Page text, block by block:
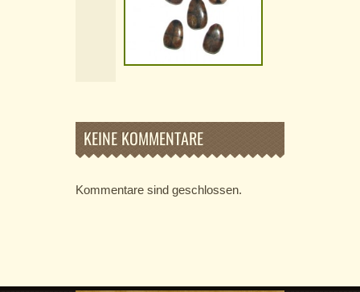
KEINE KOMMENTARE
Kommentare sind geschlossen.